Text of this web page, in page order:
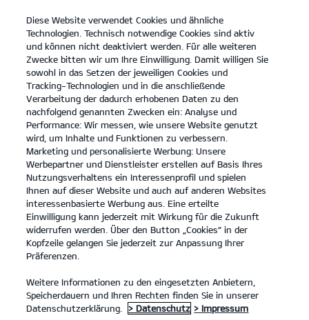
open
menu
KONTAKT
Entdecken
... ... ENTDECKEN
Der Kia Niro.
Denk einfach mal größer.
Diese Website verwendet Cookies und ähnliche
Technologien. Technisch notwendige Cookies sind aktiv
und können nicht deaktiviert werden. Für alle weiteren
Zwecke bitten wir um Ihre Einwilligung. Damit willigen Sie
sowohl in das Setzen der jeweiligen Cookies und
Tracking-Technologien und in die anschließende
Verarbeitung der dadurch erhobenen Daten zu den
nachfolgend genannten Zwecken ein: Analyse und
Performance: Wir messen, wie unsere Website genutzt
wird, um Inhalte und Funktionen zu verbessern.
Marketing und personalisierte Werbung: Unsere
Werbepartner und Dienstleister erstellen auf Basis Ihres
Nutzungsverhaltens ein Interessenprofil und spielen
Ihnen auf dieser Website und auch auf anderen Websites
interessenbasierte Werbung aus. Eine erteilte
Einwilligung kann jederzeit mit Wirkung für die Zukunft
widerrufen werden. Über den Button „Cookies“ in der
Kopfzeile gelangen Sie jederzeit zur Anpassung Ihrer
Präferenzen.
Weitere Informationen zu den eingesetzten Anbietern,
Speicherdauern und Ihren Rechten finden Sie in unserer
Datenschutzerklärung.
> Datenschutz > Impressum